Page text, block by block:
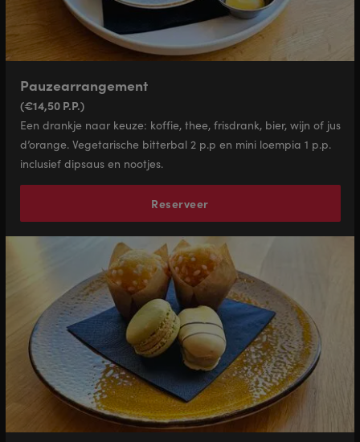
Pauzearrangement
(€14,50 P.P.)
Een drankje naar keuze: koffie, thee, frisdrank, bier, wijn of jus
d’orange. Vegetarische bitterbal 2 p.p en mini loempia 1 p.p.
inclusief dipsaus en nootjes.
Reserveer